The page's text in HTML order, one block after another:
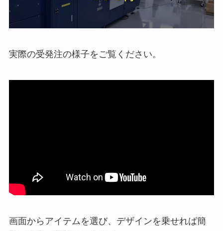
実際の受発注の様子をご覧ください。
画面からアイテムを選び、デザインを乗せれば簡